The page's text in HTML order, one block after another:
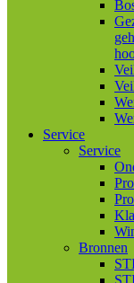
Service
Service
Bronnen